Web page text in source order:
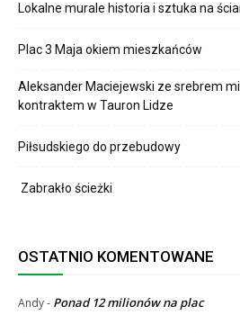
Lokalne murale historia i sztuka na
Plac 3 Maja okiem mieszkańców
Aleksander Maciejewski ze srebrem
kontraktem w Tauron Lidze
Piłsudskiego do przebudowy
Zabrakło ścieżki
OSTATNIO KOMENTOWANE
Andy- Ponad 12 milionów na plac